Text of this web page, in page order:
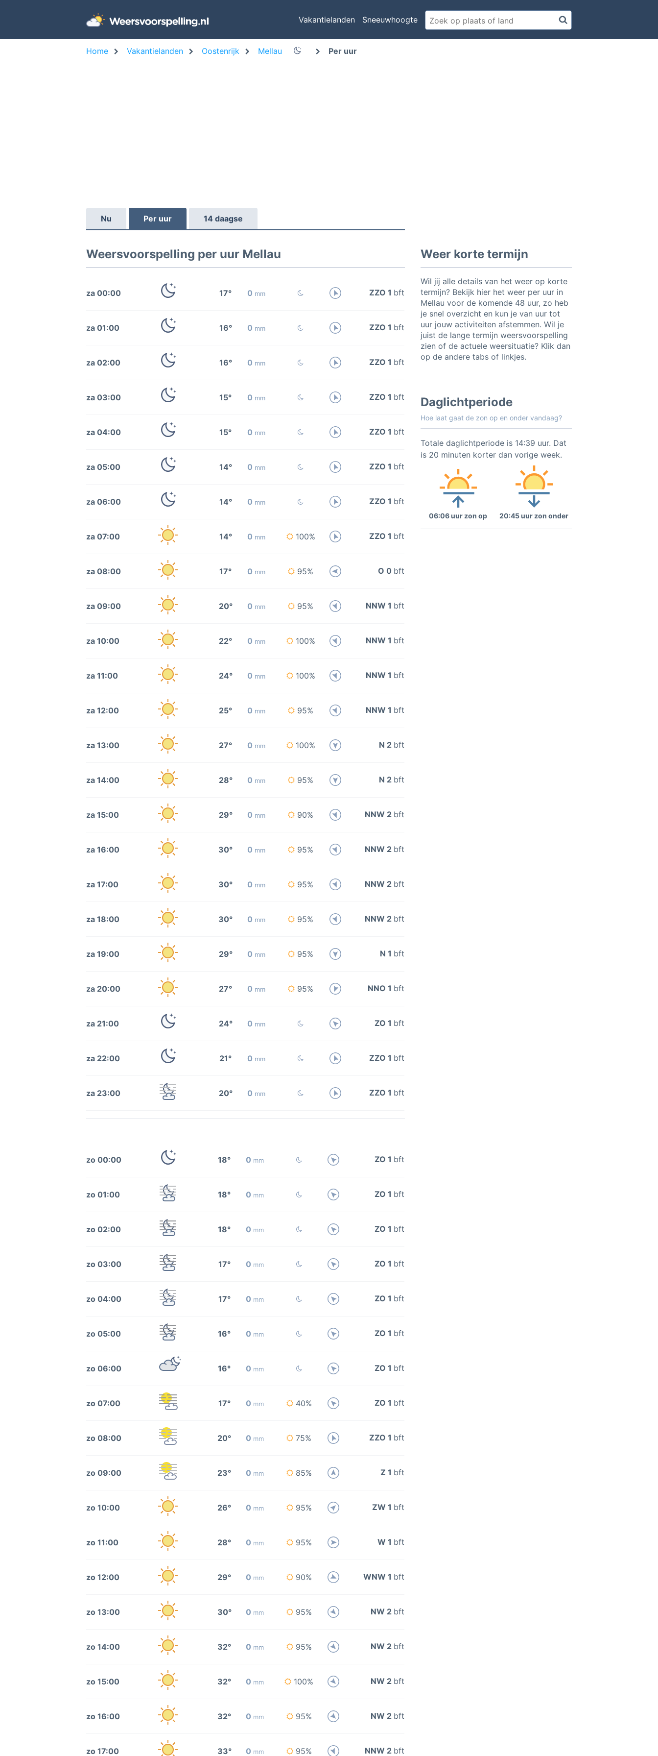
Vakantielanden Sneeuwhoogte
Home Vakantielanden Oostenrijk Mellau Per uur
Nu Per uur 14 daagse
Weersvoorspelling per uur Mellau
za 00:00 17° 0 mm ZZO 1 bft
za 01:00 16° 0 mm ZZO 1 bft
za 02:00 16° 0 mm ZZO 1 bft
za 03:00 15° 0 mm ZZO 1 bft
za 04:00 15° 0 mm ZZO 1 bft
za 05:00 14° 0 mm ZZO 1 bft
za 06:00 14° 0 mm ZZO 1 bft
za 07:00 14° 0 mm 100% ZZO 1 bft
za 08:00 17° 0 mm 95% O 0 bft
za 09:00 20° 0 mm 95% NNW 1 bft
za 10:00 22° 0 mm 100% NNW 1 bft
za 11:00 24° 0 mm 100% NNW 1 bft
za 12:00 25° 0 mm 95% NNW 1 bft
za 13:00 27° 0 mm 100% N 2 bft
za 14:00 28° 0 mm 95% N 2 bft
za 15:00 29° 0 mm 90% NNW 2 bft
za 16:00 30° 0 mm 95% NNW 2 bft
za 17:00 30° 0 mm 95% NNW 2 bft
za 18:00 30° 0 mm 95% NNW 2 bft
za 19:00 29° 0 mm 95% N 1 bft
za 20:00 27° 0 mm 95% NNO 1 bft
za 21:00 24° 0 mm ZO 1 bft
za 22:00 21° 0 mm ZZO 1 bft
za 23:00 20° 0 mm ZZO 1 bft
zo 00:00 18° 0 mm ZO 1 bft
zo 01:00 18° 0 mm ZO 1 bft
zo 02:00 18° 0 mm ZO 1 bft
zo 03:00 17° 0 mm ZO 1 bft
zo 04:00 17° 0 mm ZO 1 bft
zo 05:00 16° 0 mm ZO 1 bft
zo 06:00 16° 0 mm ZO 1 bft
zo 07:00 17° 0 mm 40% ZO 1 bft
zo 08:00 20° 0 mm 75% ZZO 1 bft
zo 09:00 23° 0 mm 85% Z 1 bft
zo 10:00 26° 0 mm 95% ZW 1 bft
zo 11:00 28° 0 mm 95% W 1 bft
zo 12:00 29° 0 mm 90% WNW 1 bft
zo 13:00 30° 0 mm 95% NW 2 bft
zo 14:00 32° 0 mm 95% NW 2 bft
zo 15:00 32° 0 mm 100% NW 2 bft
zo 16:00 32° 0 mm 95% NW 2 bft
zo 17:00 33° 0 mm 95% NNW 2 bft
Weer korte termijn
Wil jij alle details van het weer op korte
termijn? Bekijk hier het weer per uur in
Mellau voor de komende 48 uur, zo heb
je snel overzicht en kun je van uur tot
uur jouw activiteiten afstemmen. Wil je
juist de lange termijn weersvoorspelling
zien of de actuele weersituatie? Klik dan
op de andere tabs of linkjes.
Daglichtperiode
Hoe laat gaat de zon op en onder vandaag?
Totale daglichtperiode is 14:39 uur. Dat
is 20 minuten korter dan vorige week.
06:06 uur zon op 20:45 uur zon onder